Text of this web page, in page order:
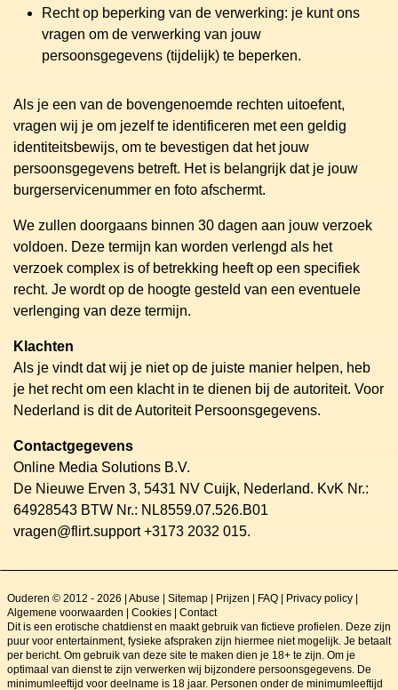
Recht op beperking van de verwerking: je kunt ons
vragen om de verwerking van jouw
persoonsgegevens (tijdelijk) te beperken.
Als je een van de bovengenoemde rechten uitoefent,
vragen wij je om jezelf te identificeren met een geldig
identiteitsbewijs, om te bevestigen dat het jouw
persoonsgegevens betreft. Het is belangrijk dat je jouw
burgerservicenummer en foto afschermt.
We zullen doorgaans binnen 30 dagen aan jouw verzoek
voldoen. Deze termijn kan worden verlengd als het
verzoek complex is of betrekking heeft op een specifiek
recht. Je wordt op de hoogte gesteld van een eventuele
verlenging van deze termijn.
Klachten
Als je vindt dat wij je niet op de juiste manier helpen, heb
je het recht om een klacht in te dienen bij de autoriteit. Voor
Nederland is dit de Autoriteit Persoonsgegevens.
Contactgegevens
Online Media Solutions B.V.
De Nieuwe Erven 3, 5431 NV Cuijk, Nederland. KvK Nr.:
64928543 BTW Nr.: NL8559.07.526.B01
vragen@flirt.support +3173 2032 015.
Ouderen © 2012 - 2026 Abuse Sitemap| Prijzen FAQ| Privacy policy|
Algemene voorwaarden
Cookies| Contact
Dit is een erotische chatdienst en maakt gebruik van fictieve profielen. Deze zijn
puur voor entertainment, fysieke afspraken zijn hiermee niet mogelijk. Je betaalt
per bericht. Om gebruik van deze site te maken dien je 18+ te zijn. Om je
optimaal van dienst te zijn verwerken wij bijzondere persoonsgegevens. De
minimumleeftijd voor deelname is 18 jaar. Personen onder de minimumleeftijd